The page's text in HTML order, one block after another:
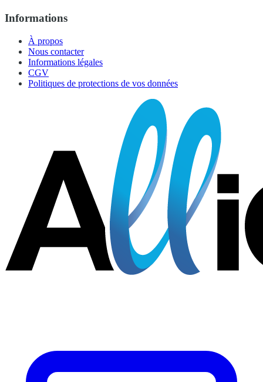
Informations
À propos
Nous contacter
Informations légales
CGV
Politiques de protections de vos données